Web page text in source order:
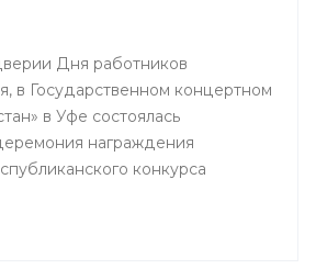
Дня работников
в Государственном концертном
в Уфе состоялась
награждения
конкурса
Дню медицинского